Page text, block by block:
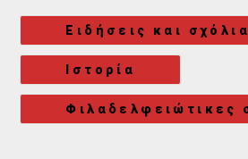
Ειδήσεις και σχόλια
Ιστορία
Φιλαδελφειώτικες